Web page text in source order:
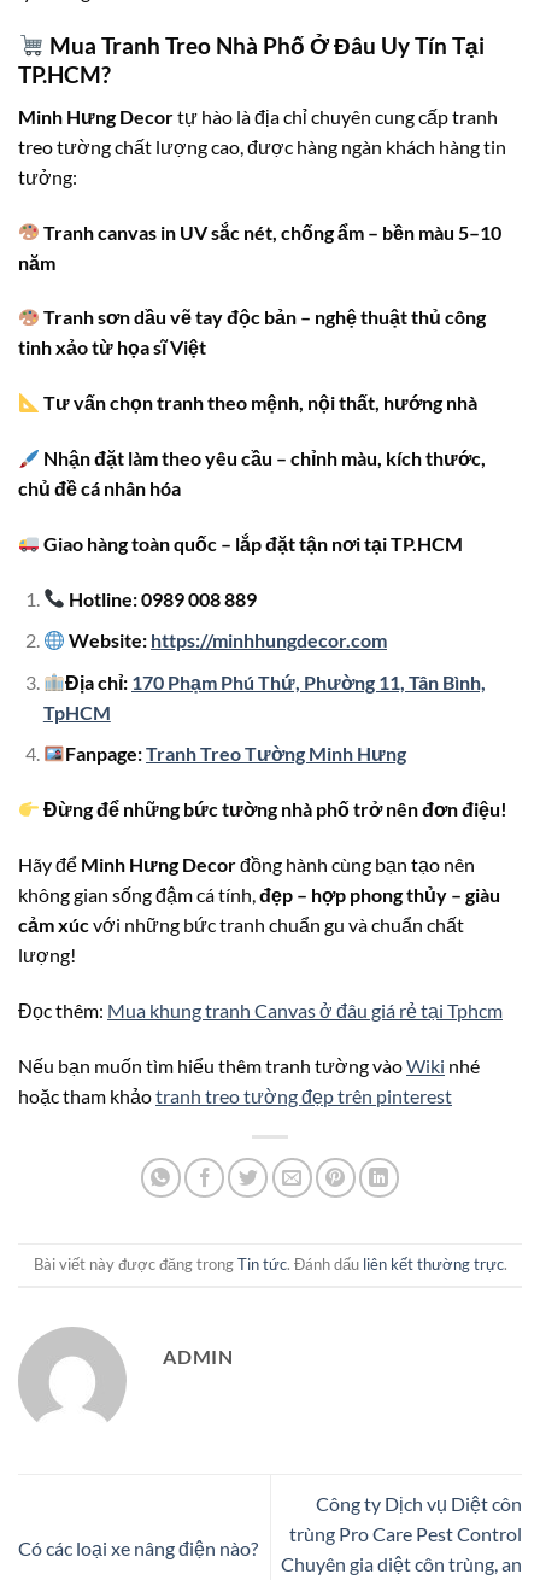
Mua Tranh Treo Nhà Phố Ở Đâu Uy Tín Tại
TP.HCM?
Minh Hưng Decortự hào là địa chỉ chuyên cung cấp tranh
treo tường chất lượng cao, được hàng ngàn khách hàng tin
tưởng:
Tranh canvas in UV sắc nét, chống ẩm – bền màu 5–10
năm
Tranh sơn dầu vẽ tay độc bản – nghệ thuật thủ công
tinh xảo từ họa sĩ Việt
Tư vấn chọn tranh theo mệnh, nội thất, hướng nhà
Nhận đặt làm theo yêu cầu – chỉnh màu, kích thước,
chủ đề cá nhân hóa
Giao hàng toàn quốc – lắp đặt tận nơi tại TP.HCM
Hotline: 0989 008 889
Website: https://minhhungdecor.com
Địa chỉ: 170 Phạm Phú Thứ, Phường 11, Tân Bình,
TpHCM
Fanpage:Tranh Treo Tường Minh Hưng
Đừng để những bức tường nhà phố trở nên đơn điệu!
Hãy để Minh Hưng Decorđồng hành cùng bạn tạo nên
không gian sống đậm cá tính,đẹp – hợp phong thủy – giàu
cảm xúcvới những bức tranh chuẩn gu và chuẩn chất
lượng!
Đọc thêm: Mua khung tranh Canvas ở đâu giá rẻ tại Tphcm
Nếu bạn muốn tìm hiểu thêm tranh tường vàoWiki nhé
hoặc tham khảotranh treo tường đẹp trên pinterest
Bài viết này được đăng trongTin tức. Đánh dấu liên kết thường trực.
ADMIN
Có các loại xe nâng điện nào?
Công ty Dịch vụ Diệt côn
trùng Pro Care Pest Control
Chuyên gia diệt côn trùng, an